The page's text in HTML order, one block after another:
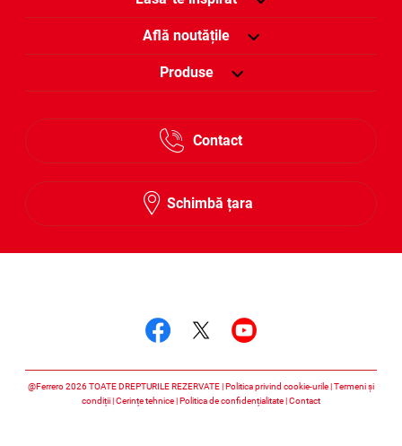
Află noutățile
Produse
Contact
Schimbă țara
@Ferrero 2026 TOATE DREPTURILE REZERVATE Politica privind cookie-urile Termeni și
condiții Cerințe tehnice Politica de confidențialitate Contact